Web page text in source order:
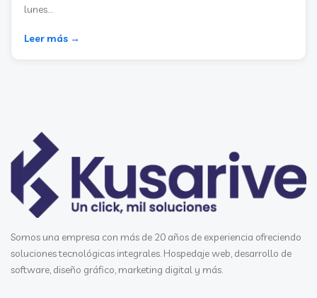
lunes....
Leer más →
Somos una empresa con más de 20 años de experiencia ofreciendo
soluciones tecnológicas integrales. Hospedaje web, desarrollo de
software, diseño gráfico, marketing digital y más.